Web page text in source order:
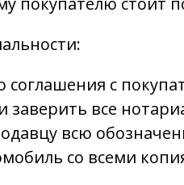
соглашения с
заверить все
всю
со всеми